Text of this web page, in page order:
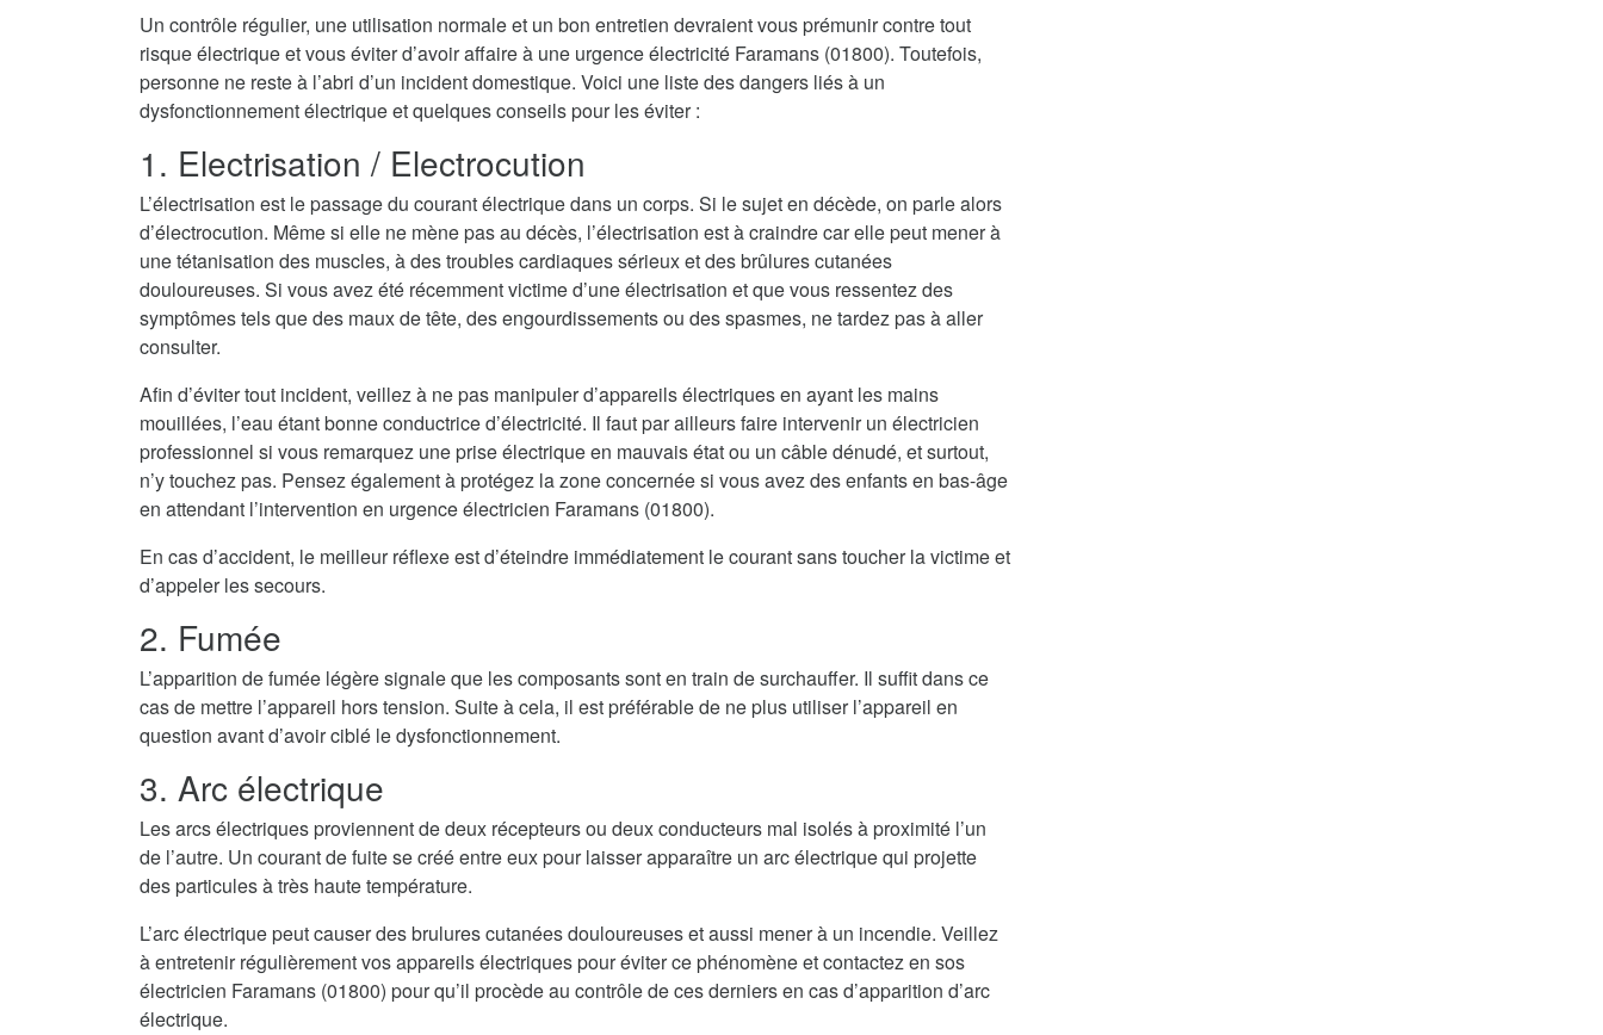
Un contrôle régulier, une utilisation normale et un bon entretien devraient vous prémunir contre tout
risque électrique et vous éviter d’avoir affaire à une urgence électricité Faramans (01800). Toutefois,
personne ne reste à l’abri d’un incident domestique. Voici une liste des dangers liés à un
dysfonctionnement électrique et quelques conseils pour les éviter :
1. Electrisation / Electrocution
L’électrisation est le passage du courant électrique dans un corps. Si le sujet en décède, on parle alors
d’électrocution. Même si elle ne mène pas au décès, l’électrisation est à craindre car elle peut mener à
une tétanisation des muscles, à des troubles cardiaques sérieux et des brûlures cutanées
douloureuses. Si vous avez été récemment victime d’une électrisation et que vous ressentez des
symptômes tels que des maux de tête, des engourdissements ou des spasmes, ne tardez pas à aller
consulter.
Afin d’éviter tout incident, veillez à ne pas manipuler d’appareils électriques en ayant les mains
mouillées, l’eau étant bonne conductrice d’électricité. Il faut par ailleurs faire intervenir un électricien
professionnel si vous remarquez une prise électrique en mauvais état ou un câble dénudé, et surtout,
n’y touchez pas. Pensez également à protégez la zone concernée si vous avez des enfants en bas-âge
en attendant l’intervention en urgence électricien Faramans (01800).
En cas d’accident, le meilleur réflexe est d’éteindre immédiatement le courant sans toucher la victime et
d’appeler les secours.
2. Fumée
L’apparition de fumée légère signale que les composants sont en train de surchauffer. Il suffit dans ce
cas de mettre l’appareil hors tension. Suite à cela, il est préférable de ne plus utiliser l’appareil en
question avant d’avoir ciblé le dysfonctionnement.
3. Arc électrique
Les arcs électriques proviennent de deux récepteurs ou deux conducteurs mal isolés à proximité l’un
de l’autre. Un courant de fuite se créé entre eux pour laisser apparaître un arc électrique qui projette
des particules à très haute température.
L’arc électrique peut causer des brulures cutanées douloureuses et aussi mener à un incendie. Veillez
à entretenir régulièrement vos appareils électriques pour éviter ce phénomène et contactez en sos
électricien Faramans (01800) pour qu’il procède au contrôle de ces derniers en cas d’apparition d’arc
électrique.